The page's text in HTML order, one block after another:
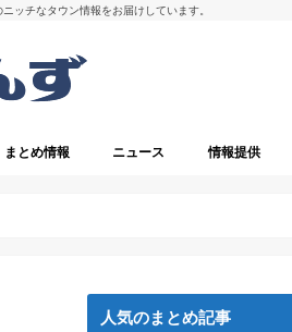
ッチなタウン情報をお届けしています。
まとめ情報 ニュース 情報提供
人気のまとめ記事